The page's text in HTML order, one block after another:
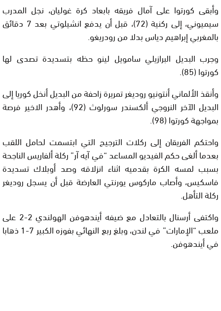
وأبقى كورتوا على آمال فريقه بابعاد كرة غوليان، نجل المدرب
سيميوني، إلى ركنية (72)، قبل أن يدفع انشيلوتي بعد 7 دقائق
بالمغربي إبراهيم دياس بدلا من رودريغو.
وجرب البديل البرازيلي سامويل لينو حظه بتسديدة تصدى لها
كورتوا (85).
وأنقذ الألماني أنتونيو روديغر تمريرة زاحفة من البديل أنخل كوريا إلى
البديل الآخر النروجي ألكسندر سورلوث (92)، وأهدر الاخير فرصة
بمواجهة كورتوا (98).
واحتكم الفريقان إلى ركلات الترجيح التي ابتسمت لحامل اللقب
بعدما ألغى حكم الفيديو المساعد “في آيه آر” ركلة ألفاريس الناجحة
بسبب لمسه الكرة بقدميه اثناء انزلاقه وصد أوبلاك تسديدة
فاسكيس، وأصاب ماركوس يورنتي العارضة قبل أن يسجل روديغر
ركلة التأهل.
واكتفى أرسنال بالتعادل مع ضيفه أيندهوفن الهولندي 2-2 على
ملعب “الإمارات” في لندن، وبلغ ربع النهائي بفوزه الكبير 7-1 ذهابا
في أيندهوفن.